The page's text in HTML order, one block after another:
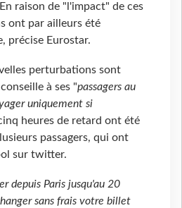
raison de "l'impact" de ces
ont par ailleurs été
précise Eurostar.
perturbations sont
à ses "passagers au
uniquement si
heures de retard ont été
passagers, qui ont
sur twitter.
depuis Paris jusqu'au 20
sans frais votre billet